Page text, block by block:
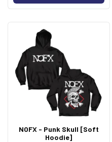
NOFX - Punk Skull [Soft
Hoodie]